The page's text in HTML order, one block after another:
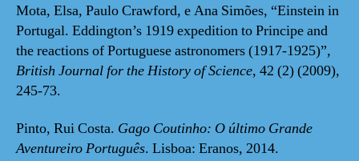
Mota, Elsa, Paulo Crawford, e Ana Simões, “Einstein in
Portugal. Eddington’s 1919 expedition to Principe and
the reactions of Portuguese astronomers (1917-1925)”,
British Journal for the History of Science, 42 (2) (2009),
245-73.
Pinto, Rui Costa. Gago Coutinho: O último Grande
Aventureiro Português. Lisboa: Eranos, 2014.